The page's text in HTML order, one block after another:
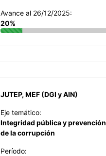
Avance al 26/12/2025:
20%
JUTEP, MEF (DGI y AIN)
Eje temático:
Integridad pública y prevención
de la corrupción
Período: